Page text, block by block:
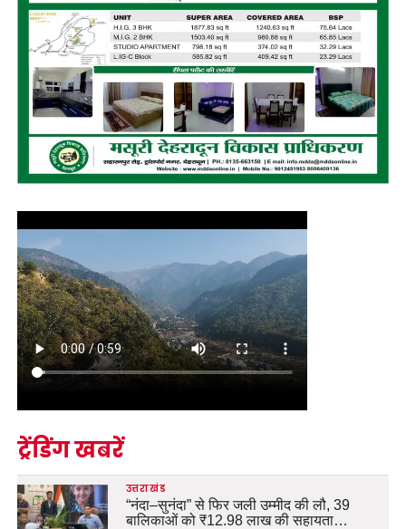
ट्रेंडिंग खबरें
उत्तराखंड
“नंदा–सुनंदा” से फिर जली उम्मीद की लौ, 39
बालिकाओं को ₹12.98 लाख की सहायता…